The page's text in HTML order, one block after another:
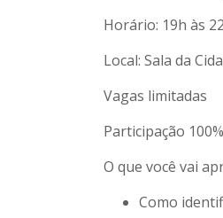
Horário: 19h às
Local: Sala da
Vagas limitadas
Participação
O que você vai
Como